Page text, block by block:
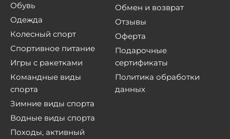
Обувь
Одежда
Колесный спорт
Спортивное питание
Игры с ракетками
Командные виды
спорта
Зимние виды спорта
Водные виды спорта
Походы, активный
Обмен и возврат
Отзывы
Оферта
Подарочные
сертификаты
Политика обработки
данных